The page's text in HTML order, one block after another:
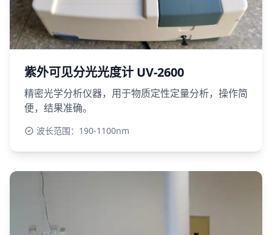
紫外可见分光光度计 UV-2600
精密光学分析仪器，用于物质定性定量分析，操作简
便，结果准确。
波长范围：190-1100nm